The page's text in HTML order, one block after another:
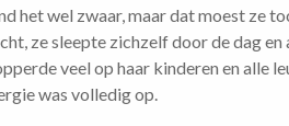
het wel zwaar, maar dat moest ze
ze sleepte zichzelf door de dag
veel op haar kinderen en alle
was volledig op.